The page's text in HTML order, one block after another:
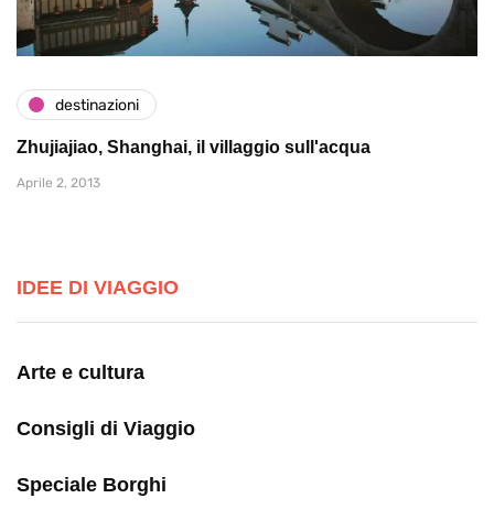
destinazioni
Zhujiajiao, Shanghai, il villaggio sull'acqua
Aprile 2, 2013
IDEE DI VIAGGIO
Arte e cultura
Consigli di Viaggio
Speciale Borghi